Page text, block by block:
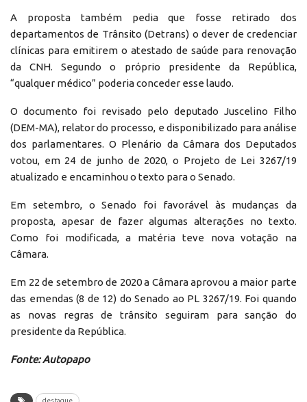
A proposta também pedia que fosse retirado dos
departamentos de Trânsito (Detrans) o dever de credenciar
clínicas para emitirem o atestado de saúde para renovação
da CNH. Segundo o próprio presidente da República,
“qualquer médico” poderia conceder esse laudo.
O documento foi revisado pelo deputado Juscelino Filho
(DEM-MA), relator do processo, e disponibilizado para análise
dos parlamentares. O Plenário da Câmara dos Deputados
votou, em 24 de junho de 2020, o Projeto de Lei 3267/19
atualizado e encaminhou o texto para o Senado.
Em setembro, o Senado foi favorável às mudanças da
proposta, apesar de fazer algumas alterações no texto.
Como foi modificada, a matéria teve nova votação na
Câmara.
Em 22 de setembro de 2020 a Câmara aprovou a maior parte
das emendas (8 de 12) do Senado ao PL 3267/19. Foi quando
as novas regras de trânsito seguiram para sanção do
presidente da República.
Fonte: Autopapo
destaque